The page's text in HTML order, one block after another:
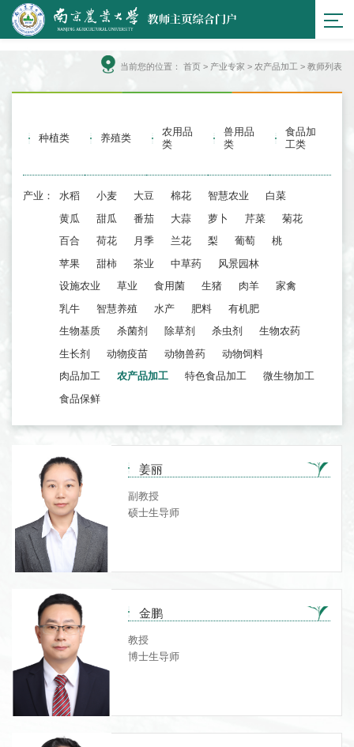
当前您的位置： 首页 > 产业专家 > 农产品加工 > 教师列表
种植类 养殖类
农用品
类
兽用品
类
食品加
工类
产业： 水稻 小麦 大豆 棉花 智慧农业 白菜
黄瓜 甜瓜 番茄 大蒜 萝卜 芹菜 菊花
百合 荷花 月季 兰花 梨 葡萄 桃
苹果 甜柿 茶业 中草药 风景园林
设施农业 草业 食用菌 生猪 肉羊 家禽
乳牛 智慧养殖 水产 肥料 有机肥
生物基质 杀菌剂 除草剂 杀虫剂 生物农药
生长剂 动物疫苗 动物兽药 动物饲料
肉品加工 农产品加工 特色食品加工 微生物加工
食品保鲜
姜丽
副教授
硕士生导师
金鹏
教授
博士生导师